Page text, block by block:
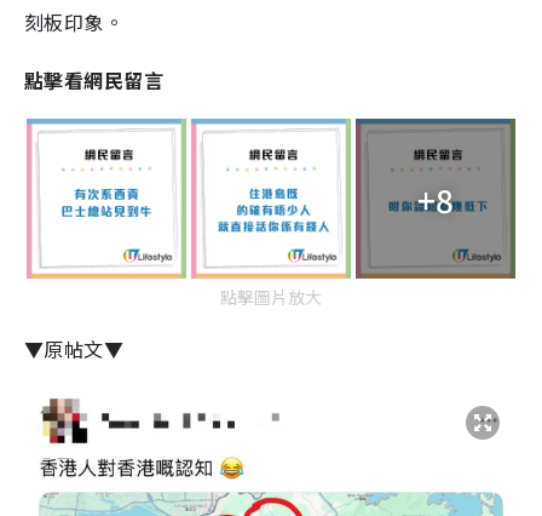
刻板印象。
點擊看網民留言
+8
點擊圖片放大
▼原帖文▼